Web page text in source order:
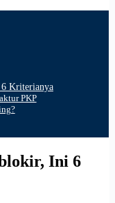
Kriterianya
PKP
Ini 6